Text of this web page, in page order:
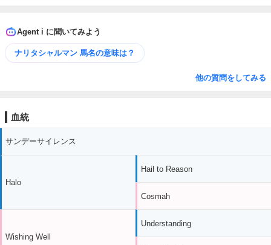
Agent i に聞いてみよう
ナリタシャルマン 馬名の意味は？
他の質問をしてみる
血統
サンデーサイレンス
Halo
Wishing Well
Hail to Reason
Cosmah
Understanding